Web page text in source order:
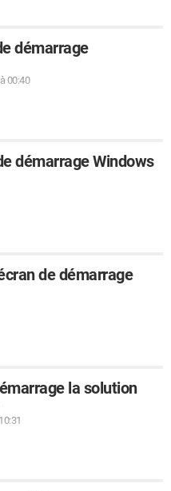
démarrage
00:40
démarrage Windows
de démarrage
la solution